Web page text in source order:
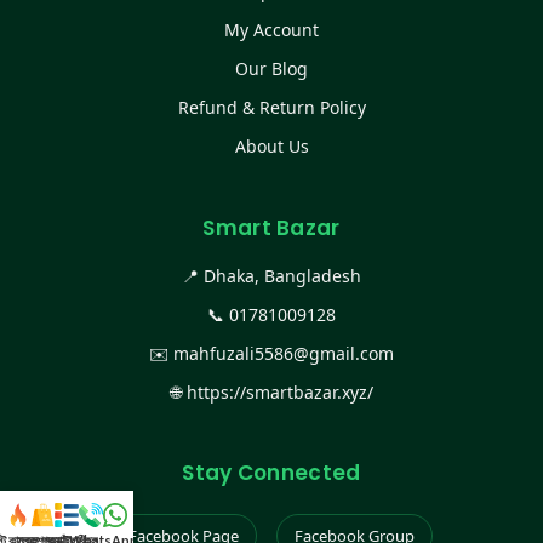
My Account
Our Blog
Refund & Return Policy
About Us
Smart Bazar
📍 Dhaka, Bangladesh
📞 01781009128
✉️ mahfuzali5586@gmail.com
🌐 https://smartbazar.xyz/
Stay Connected
Facebook Page Facebook Group